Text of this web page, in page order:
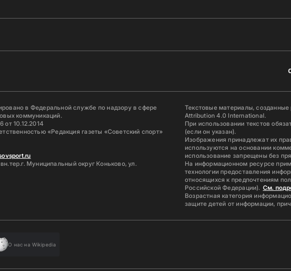
в Федеральной службе по надзору в сфере
коммуникаций.
10.12.2014
«Редакция газеты «Советский спорт»
Муниципальный округ Коньково, ул.
Текстовые материалы,
Attribution 4.0 International.
При использовании текстов
(если он указан).
Изображения принадлежат их
используются на основании
использование запрещены без
На информационном ресурсе
технологии предоставления
относящихся к предпочтениям
Российской Федерации). См.
Возрастная категория
защите детей от информации,
О нас на Wikipedia